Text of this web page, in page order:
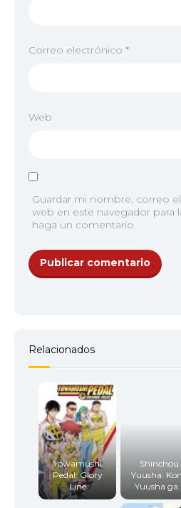
<img src="//
Correo electrónico *
Web
Guardar mi nombre, correo
web en este navegador para
haga un comentario.
Relacionados
Yowamushi
Pedal: Glory
Line
Shinchou
Yuusha:
Yuusha